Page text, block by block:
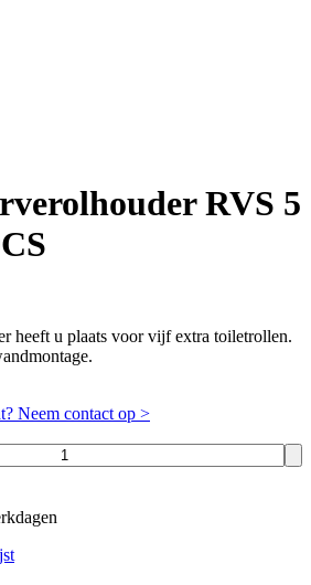
RVS 5
heeft u plaats voor vijf extra toiletrollen.
Neem contact op >